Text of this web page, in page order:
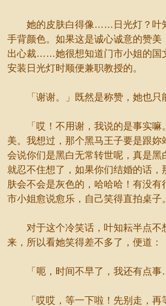
她的皮肤白得像……日光灯？叶
手背颜色。如果这是诚心诚意的赞美
出心裁……她很想知道门市小姐的国
安装日光灯时顺便兼职教授的。
「谢谢。」既然是称赞，她也只
「哎！不用谢，我说的是事实嘛
美。我想过，那个黑马王子要是跟妳
会说你们是黑白无常转世呢，真是黑
就忍不住想了，如果你们结婚的话，
肤会不会是灰色的，哈哈哈！有没
市小姐愈说愈乐，自己笑得直拍桌子。
对于这个冷笑话，叶知耘半点不
来，所以看她笑得差不多了，便道：
「呃，时间不早了，我还有点事
「哎哎，等一下啦！先别走，再